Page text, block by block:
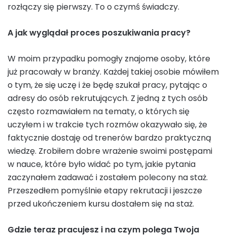
rozłączy się pierwszy. To o czymś świadczy.
A jak wyglądał proces poszukiwania pracy?
W moim przypadku pomogły znajome osoby, które
już pracowały w branży. Każdej takiej osobie mówiłem
o tym, że się uczę i że będę szukał pracy, pytając o
adresy do osób rekrutujących. Z jedną z tych osób
często rozmawiałem na tematy, o których się
uczyłem i w trakcie tych rozmów okazywało się, że
faktycznie dostaję od trenerów bardzo praktyczną
wiedzę. Zrobiłem dobre wrażenie swoimi postępami
w nauce, które było widać po tym, jakie pytania
zaczynałem zadawać i zostałem polecony na staż.
Przeszedłem pomyślnie etapy rekrutacji i jeszcze
przed ukończeniem kursu dostałem się na staż.
Gdzie teraz pracujesz i na czym polega Twoja